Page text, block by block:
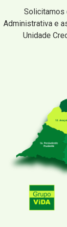
Solicitamos
Administrativa e
Unidade